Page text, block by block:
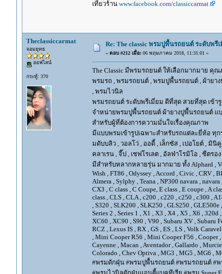
เที่ยวร้าน www.facebook.com/classiccarmat
Theclassiccarmat
จอมยุทธ
ออฟไลน์
กระทู้: 370
Re: The classic พรมปูพื้นรถยนต์ ระดับพรี
« ตอบ #212 เมื่อ:06 พฤษภาคม 2018, 11:31:01 »
The Classic มีพรมรถยนต์ ให้เลือกมากมาย คุ
พรมรถ , พรมรถยนต์ , พรมปูพื้นรถยนต์ , ผ้ายา
, พรมไวนิล
พรมรถยนต์ ระดับพรีเมี่ยม ดีที่สุด สวยที่สุด เข้ารู
จำหน่ายพรมปูพื้นรถยนต์ ผ้ายางปูพื้นรถยนต์ แบบ
สำหรับผู้ที่ต้องการความมั่นใจเรื่องคุณภาพ
มีแบบพรมเข้ารูปเฉพาะสำหรับรถแต่ละยี่ห้อ ทุก
มดับบลิว , วอลโว่ , ออดี้ , เล็กซัส , เปอโยต์ , มินิ
คลาเรน , จี๊ป , เชฟโรเลต , อัลฟ่าโรมิโอ , ซีตร
มีสำหรับหลากหลายรุ่น มากมาย ทั้ง Alphard ,
Wish , FT86 , Odyssey , Accord , Civic , CRV ,
Almera , Sylphy , Teana , NP300 navara ,
CX3 , C class , C Coupe, E class , E coupe , A
class , CLS , CLA , c200 , c220 , c250 , c300 ,
, S320 , SLK200 , SLK250 , GLS250 , GLE500e
Series 2 , Series 1 , X1 , X3 , X4 , X5 , X6 ,
XC60 , XC90 , S90 , V90 , Subaru XV , Subaru
RCZ , Lexus IS , RX , GS , ES , LS , Volk
, Mini Cooper R56 , Mini Cooper F56 , Cooper
Cayenne , Macan , Aventador , Gallardo ,
Colorado , Chev Optiva , MG3 , MG5 , MG6 ,
#พรมดักฝุ่น #พรมปูพื้นรถยนต์ #พรมรถยนต์ #พ